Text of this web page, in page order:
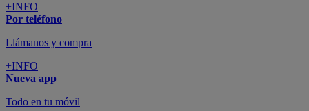
+INFO
Por teléfono
Llámanos y compra
+INFO
Nueva app
Todo en tu móvil